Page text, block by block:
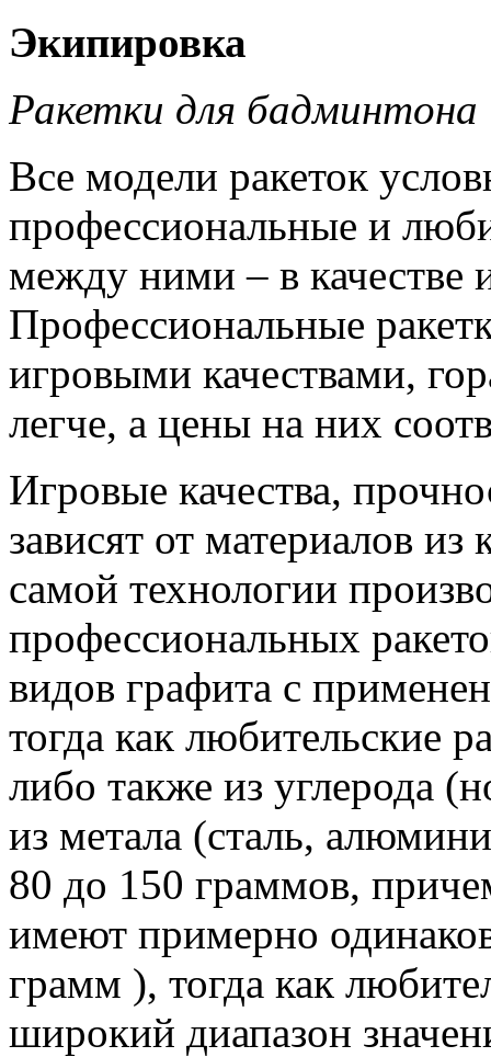
Экипировка
Ракетки для бадминтона
Все модели ракеток
профессиональные и
между ними – в качестве
Профессиональные
игровыми качествами,
легче, а цены на них
Игровые качества,
зависят от материалов из
самой технологии
профессиональных
видов графита с
тогда как любительские
либо также из углерода
из метала (сталь,
80 до 150 граммов,
имеют примерно
грамм ), тогда как
широкий диапазон